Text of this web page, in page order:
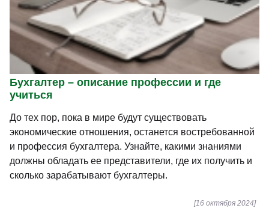
Бухгалтер – описание профессии и где
учиться
До тех пор, пока в мире будут существовать
экономические отношения, останется востребованной
и профессия бухгалтера. Узнайте, какими знаниями
должны обладать ее представители, где их получить и
сколько зарабатывают бухгалтеры.
[16 октября 2024]